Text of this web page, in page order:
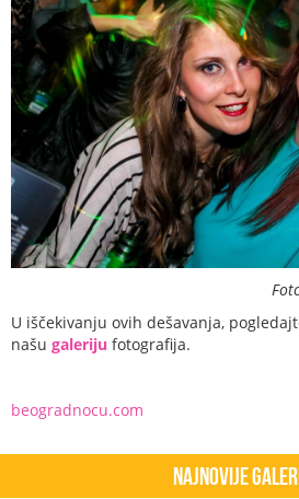
U iščekivanju ovih dešavanja,
našu galeriju fotografija.
beogradnocu.com
Najnovije